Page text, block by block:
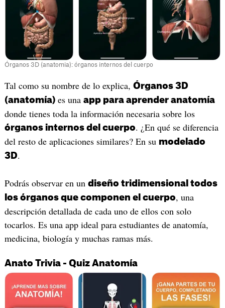
Órganos 3D (anatomia): órganos internos del cuerpo
Tal como su nombre de lo explica, Órganos 3D
(anatomía)es una app para aprender anatomía
donde tienes toda la información necesaria sobre los
órganos internos del cuerpo. ¿En qué se diferencia
del resto de aplicaciones similares? En su modelado
3D.
Podrás observar en un diseño tridimensional todos
los órganos que componen el cuerpo, una
descripción detallada de cada uno de ellos con solo
tocarlos. Es una app ideal para estudiantes de anatomía,
medicina, biología y muchas ramas más.
Anato Trivia - Quiz Anatomía